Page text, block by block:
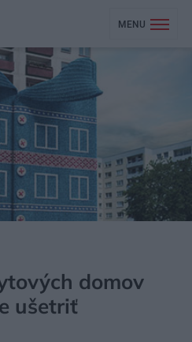
MENU
domov
ušetriť